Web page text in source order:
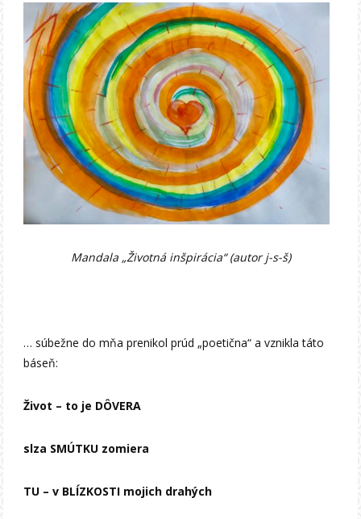
Mandala „Životná inšpirácia“ (autor j-s-š)
… súbežne do mňa prenikol prúd „poetična“ a vznikla táto
báseň:
Život – to je DÔVERA
slza SMÚTKU zomiera
TU – v BLÍZKOSTI mojich drahých